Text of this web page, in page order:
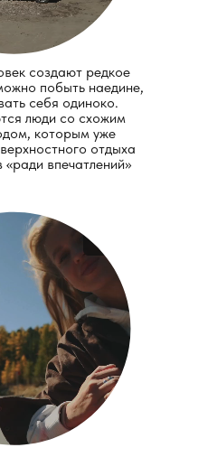
создают редкое
побыть наедине,
себя одиноко.
люди со схожим
которым уже
отдыха
впечатлений»